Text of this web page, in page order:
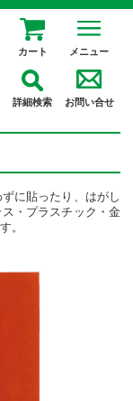
カート メニュー
詳細検索 お問い合せ
に貼ったり、はがし
・プラスチック・金
。